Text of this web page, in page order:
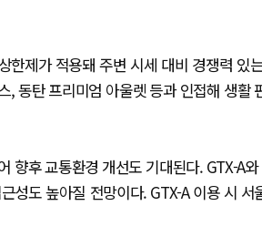
한제가 적용돼 주변 시세 대비 경쟁력 있
, 동탄 프리미엄 아울렛 등과 인접해 생활
향후 교통환경 개선도 기대된다. GTX-A와
성도 높아질 전망이다. GTX-A 이용 시 서